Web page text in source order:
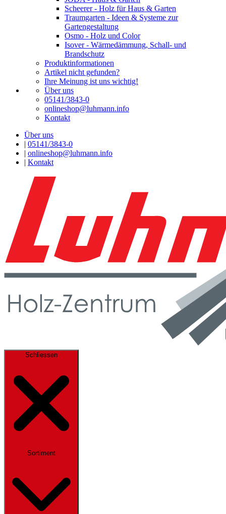
Scheerer - Holz für Haus & Garten
Traumgarten - Ideen & Systeme zur
Gartengestaltung
Osmo - Holz und Color
Isover - Wärmedämmung, Schall- und
Brandschutz
Produktinformationen
Artikel nicht gefunden?
Ihre Meinung ist uns wichtig!
Über uns
05141/3843-0
onlineshop@luhmann.info
Kontakt
Über uns
| 05141/3843-0
| onlineshop@luhmann.info
| Kontakt
Schliessen
Sortiment